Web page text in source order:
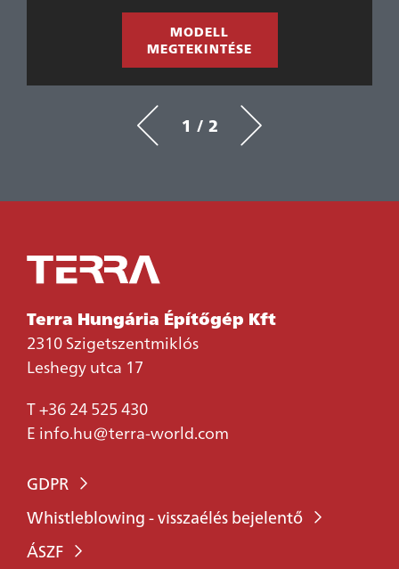
MODELL
MEGTEKINTÉSE
1 / 2
Terra Hungária Építőgép Kft
2310 Szigetszentmiklós
Leshegy utca 17
T+36 24 525 430
E info.hu@terra-world.com
GDPR
Whistleblowing - visszaélés bejelentő
ÁSZF